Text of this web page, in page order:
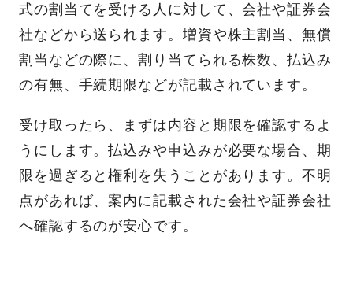
式の割当てを受ける人に対して、会社や証券会
社などから送られます。増資や株主割当、無償
割当などの際に、割り当てられる株数、払込み
の有無、手続期限などが記載されています。
受け取ったら、まずは内容と期限を確認するよ
うにします。払込みや申込みが必要な場合、期
限を過ぎると権利を失うことがあります。不明
点があれば、案内に記載された会社や証券会社
へ確認するのが安心です。